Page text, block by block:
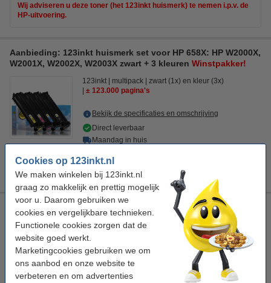
Cookies op 123inkt.nl
We maken winkelen bij 123inkt.nl
graag zo makkelijk en prettig mogelijk
voor u. Daarom gebruiken we
cookies en vergelijkbare technieken.
Functionele cookies zorgen dat de
website goed werkt.
Marketingcookies gebruiken we om
ons aanbod en onze website te
verbeteren en om advertenties
Wij adviseren u deze toner (het 123inkt huismerk) te nemen i.p.v. de
HP-uitvoering.
Aanbieding: 123inkt huismerk set voor HP 658X: HP W2000X,
W2001X, W2002X, W2003X zwart + 3 kleuren Winstpakker!
123inkt multipack
zwart (1x) en kleur (3x)
± 123.000 pagina's
Bekijk de specificaties en omschrijving
Direct leverbaar
Maandag in huis
€ 1.717,50
Laserprinter reinigingsdoek
tonerdoek 43 x 32 cm (LxB) geel 999058
Bekijk de specificaties en omschrijving
Direct leverbaar
Maandag in huis